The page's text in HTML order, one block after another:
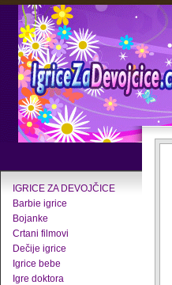
IGRICE ZA DEVOJČICE
Barbie igrice
Bojanke
Crtani filmovi
Dečije igrice
Igrice bebe
Igre doktora